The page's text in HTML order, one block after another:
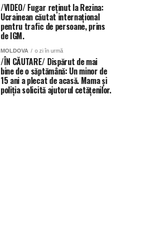
/VIDEO/ Fugar reținut la Rezina:
Ucrainean căutat internațional
pentru trafic de persoane, prins
de IGM.
MOLDOVA o zi în urmă
/ÎN CĂUTARE/ Dispărut de mai
bine de o săptămână: Un minor de
15 ani a plecat de acasă. Mama și
poliția solicită ajutorul cetățenilor.